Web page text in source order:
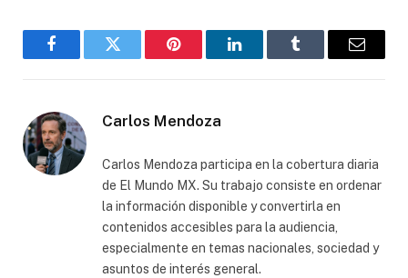
FacebookGorjeo Pinterest LinkedInTumblr
Correo
Carlos Mendoza
Carlos Mendoza participa en la cobertura diaria
de El Mundo MX. Su trabajo consiste en ordenar
la información disponible y convertirla en
contenidos accesibles para la audiencia,
especialmente en temas nacionales, sociedad y
asuntos de interés general.